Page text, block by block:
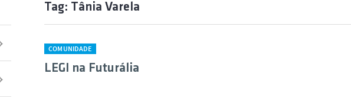
Tag: Tânia Varela
COMUNIDADE
LEGI na Futurália